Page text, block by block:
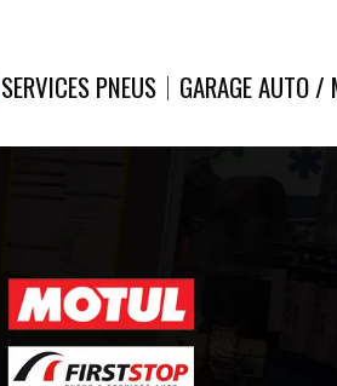
SERVICES PNEUS GARAGE AUTO /